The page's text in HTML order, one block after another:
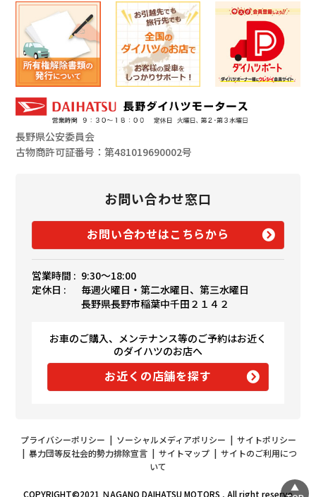
長野県公安委員会
古物商許可証番号：第481019690002号
お問い合わせ窓口
お問い合わせはこちらから
営業時間 : 9:30〜18:00
定休日 :
毎週火曜日・第二水曜日、第三水曜日
長野県長野市稲葉中千田２１４２
お車のご購入、メンテナンス等のご予約はお近く
のダイハツのお店へ
お近くの店舗を探す
プライバシーポリシー | ソーシャルメディアポリシー | サイトポリシー
| 暴力団等反社会的勢力排除宣言| サイトマップ| サイトのご利用につ
いて
COPYRIGHT©2021 ＮAGANO DAIHATSU MOTORS , All right reserve